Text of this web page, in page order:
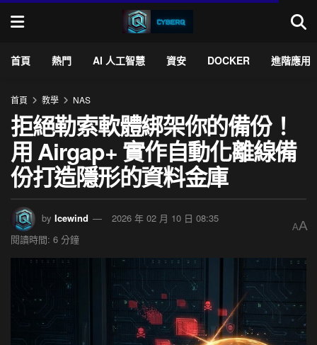
首頁 熱門 AI 人工智慧 資安 DOCKER 進階應用
首頁 教學 NAS
拒絕勒索軟體綁架你的備份！
用 Airgap+ 實作自動化離線備
份打造隱形的資料金庫
by Icewind
2026 年 02 月 10 日 08:35
閱讀時間: 6 分鐘
AA